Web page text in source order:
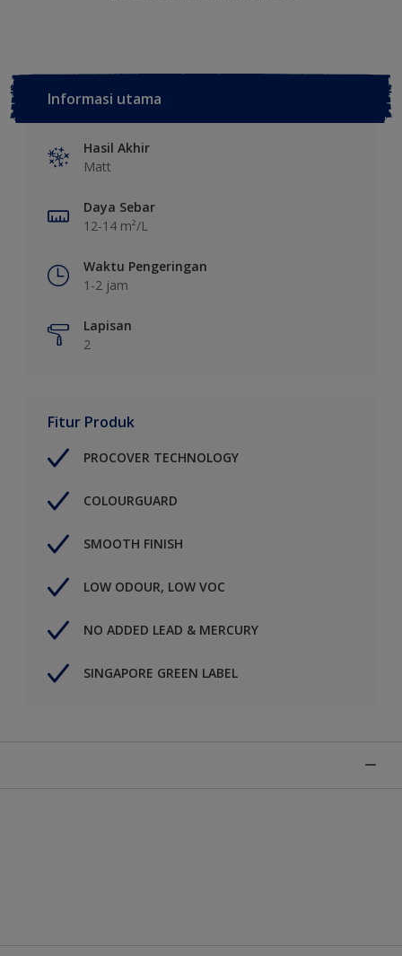
Informasi utama
Hasil Akhir
Matt
Daya Sebar
12-14 m²/L
Waktu Pengeringan
1-2 jam
Lapisan
2
Fitur Produk
PROCOVER TECHNOLOGY
COLOURGUARD
SMOOTH FINISH
LOW ODOUR, LOW VOC
NO ADDED LEAD & MERCURY
SINGAPORE GREEN LABEL